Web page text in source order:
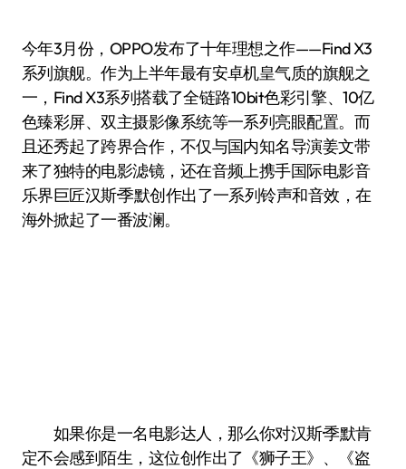
今年3月份，OPPO发布了十年理想之作——Find X3
系列旗舰。作为上半年最有安卓机皇气质的旗舰之
一，Find X3系列搭载了全链路10bit色彩引擎、10亿
色臻彩屏、双主摄影像系统等一系列亮眼配置。而
且还秀起了跨界合作，不仅与国内知名导演姜文带
来了独特的电影滤镜，还在音频上携手国际电影音
乐界巨匠汉斯·季默创作出了一系列铃声和音效，在
海外掀起了一番波澜。
如果你是一名电影达人，那么你对汉斯·季默肯
定不会感到陌生，这位创作出了《狮子王》、《盗